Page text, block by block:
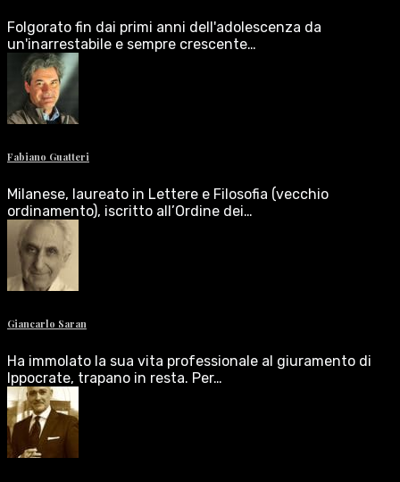
Folgorato fin dai primi anni dell'adolescenza da
un'inarrestabile e sempre crescente…
Fabiano Guatteri
Milanese, laureato in Lettere e Filosofia (vecchio
ordinamento), iscritto all’Ordine dei…
Giancarlo Saran
Ha immolato la sua vita professionale al giuramento di
Ippocrate, trapano in resta. Per…